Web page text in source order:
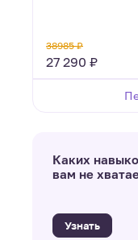
38985 ₽
27 290 ₽
Каких
вам не
Узнать